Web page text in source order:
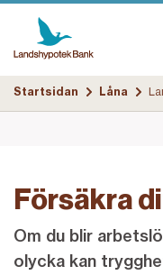
Startsidan Låna
Försäkra
Om du blir
olycka kan